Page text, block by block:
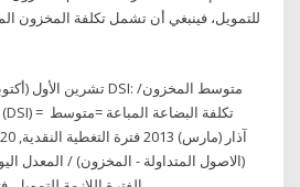
للتمويل، فينبغي أن تشمل تكلفة المخزون
(الاصول المتداولة - المخزون) / المعدل